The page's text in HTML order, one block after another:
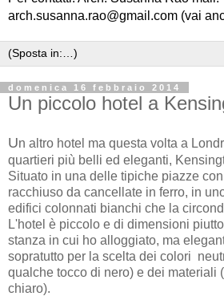
arch.susanna.rao@gmail.com (vai
domenica 16 febbraio 2014
Un piccolo hotel a
Un altro hotel ma questa volta a
quartieri più belli ed eleganti,
Situato in una delle tipiche piazze
racchiuso da cancellate in ferro, in
edifici colonnati bianchi che la
L'hotel è piccolo e di dimensioni
stanza in cui ho alloggiato, ma
sopratutto per la scelta dei colori
qualche tocco di nero) e dei materiali
chiaro).